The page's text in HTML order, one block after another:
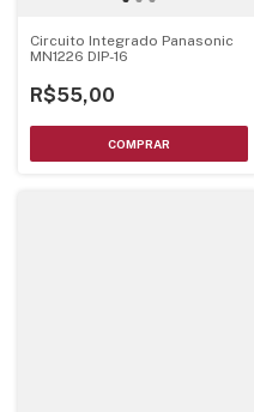
Circuito Integrado Panasonic
MN1226 DIP-16
R$55,00